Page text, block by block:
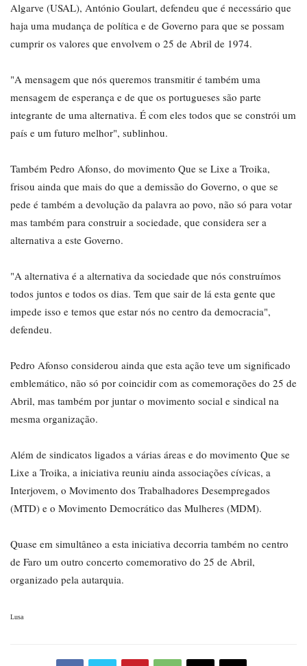
Algarve (USAL), António Goulart, defendeu que é necessário que
haja uma mudança de política e de Governo para que se possam
cumprir os valores que envolvem o 25 de Abril de 1974.
"A mensagem que nós queremos transmitir é também uma
mensagem de esperança e de que os portugueses são parte
integrante de uma alternativa. É com eles todos que se constrói um
país e um futuro melhor", sublinhou.
Também Pedro Afonso, do movimento Que se Lixe a Troika,
frisou ainda que mais do que a demissão do Governo, o que se
pede é também a devolução da palavra ao povo, não só para votar
mas também para construir a sociedade, que considera ser a
alternativa a este Governo.
"A alternativa é a alternativa da sociedade que nós construímos
todos juntos e todos os dias. Tem que sair de lá esta gente que
impede isso e temos que estar nós no centro da democracia",
defendeu.
Pedro Afonso considerou ainda que esta ação teve um significado
emblemático, não só por coincidir com as comemorações do 25 de
Abril, mas também por juntar o movimento social e sindical na
mesma organização.
Além de sindicatos ligados a várias áreas e do movimento Que se
Lixe a Troika, a iniciativa reuniu ainda associações cívicas, a
Interjovem, o Movimento dos Trabalhadores Desempregados
(MTD) e o Movimento Democrático das Mulheres (MDM).
Quase em simultâneo a esta iniciativa decorria também no centro
de Faro um outro concerto comemorativo do 25 de Abril,
organizado pela autarquia.
Lusa